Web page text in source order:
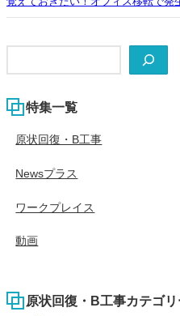
特集一覧
原状回復・B工事
Newsプラス
ワークプレイス
動画
原状回復・B工事カテゴ